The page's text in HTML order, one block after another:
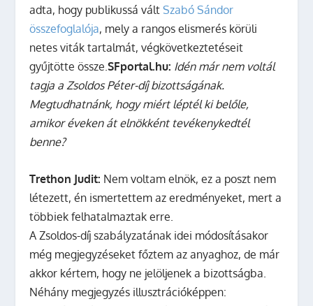
adta, hogy publikussá váltSzabó Sándor
összefoglalója, mely a rangos elismerés körüli
netes viták tartalmát, végkövetkeztetéseit
gyűjtötte össze.SFportal.hu: Idén már nem voltál
tagja a Zsoldos Péter-díj bizottságának.
Megtudhatnánk, hogy miért léptél ki belőle,
amikor éveken át elnökként tevékenykedtél
benne?
Trethon Judit: Nem voltam elnök, ez a poszt nem
létezett, én ismertettem az eredményeket, mert a
többiek felhatalmaztak erre.
A Zsoldos-díj szabályzatának idei módosításakor
még megjegyzéseket főztem az anyaghoz, de már
akkor kértem, hogy ne jelöljenek a bizottságba.
Néhány megjegyzés illusztrációképpen: